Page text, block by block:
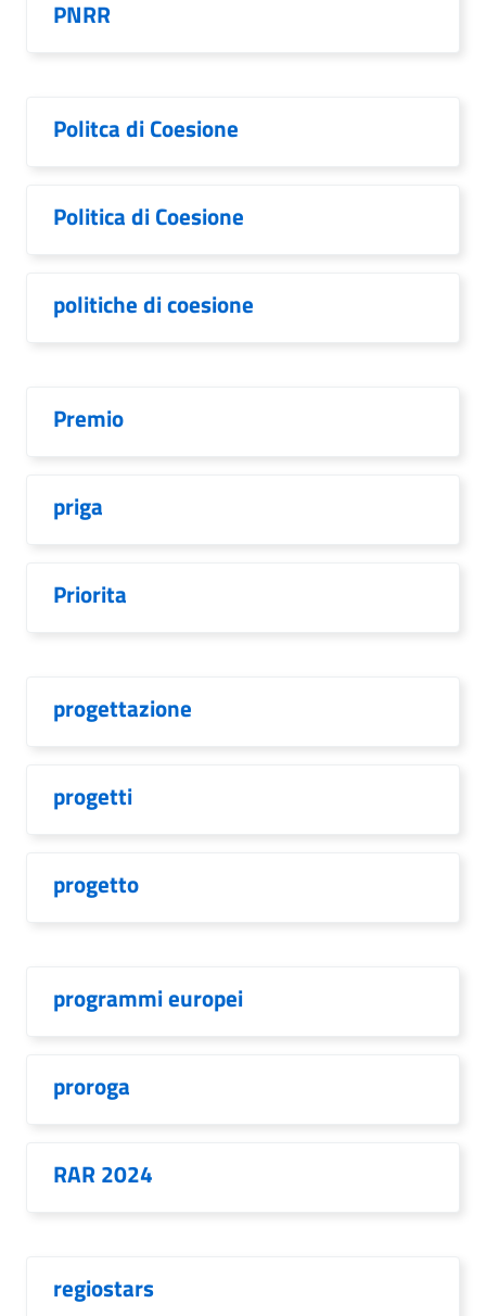
PNRR
Politca di Coesione
Politica di Coesione
politiche di coesione
Premio
priga
Priorita
progettazione
progetti
progetto
programmi europei
proroga
RAR 2024
regiostars